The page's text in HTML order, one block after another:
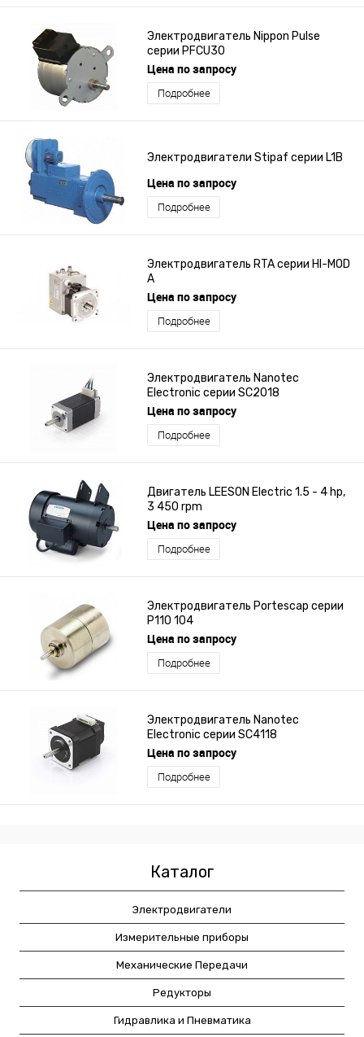
Электродвигатель Nippon Pulse
серии PFCU30
Цена по запросу
Подробнее
Электродвигатели Stipaf серии L1B
Цена по запросу
Подробнее
Электродвигатель RTA серии HI-MOD
A
Цена по запросу
Подробнее
Электродвигатель Nanotec
Electronic серии SC2018
Цена по запросу
Подробнее
Двигатель LEESON Electric 1.5 - 4 hp,
3 450 rpm
Цена по запросу
Подробнее
Электродвигатель Portescap серии
P110 104
Цена по запросу
Подробнее
Электродвигатель Nanotec
Electronic серии SC4118
Цена по запросу
Подробнее
Каталог
Электродвигатели
Измерительные приборы
Механические Передачи
Редукторы
Гидравлика и Пневматика